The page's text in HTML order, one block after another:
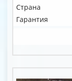
Страна
Гарантия